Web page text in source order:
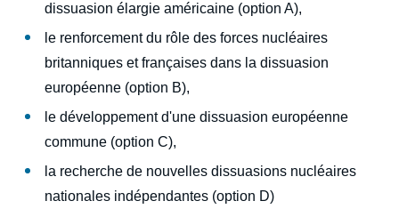
dissuasion élargie américaine (option A),
le renforcement du rôle des forces nucléaires
britanniques et françaises dans la dissuasion
européenne (option B),
le développement d'une dissuasion européenne
commune (option C),
la recherche de nouvelles dissuasions nucléaires
nationales indépendantes (option D)